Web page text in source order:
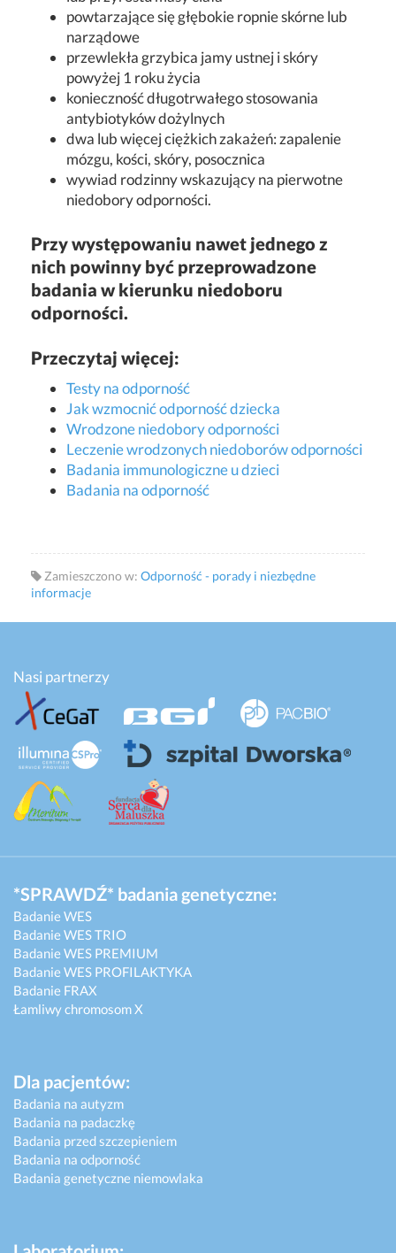
powtarzające się głębokie ropnie skórne lub
narządowe
przewlekła grzybica jamy ustnej i skóry
powyżej 1 roku życia
konieczność długotrwałego stosowania
antybiotyków dożylnych
dwa lub więcej ciężkich zakażeń: zapalenie
mózgu, kości, skóry, posocznica
wywiad rodzinny wskazujący na pierwotne
niedobory odporności.
Przy występowaniu nawet jednego z
nich powinny być przeprowadzone
badania w kierunku niedoboru
odporności.
Przeczytaj więcej:
Testy na odporność
Jak wzmocnić odporność dziecka
Wrodzone niedobory odporności
Leczenie wrodzonych niedoborów odporności
Badania immunologiczne u dzieci
Badania na odporność
Zamieszczono w: Odporność - porady i niezbędne
informacje
Nasi partnerzy
*SPRAWDŹ* badania genetyczne:
Badanie WES
Badanie WES TRIO
Badanie WES PREMIUM
Badanie WES PROFILAKTYKA
Badanie FRAX
Łamliwy chromosom X
Dla pacjentów:
Badania na autyzm
Badania na padaczkę
Badania przed szczepieniem
Badania na odporność
Badania genetyczne niemowlaka